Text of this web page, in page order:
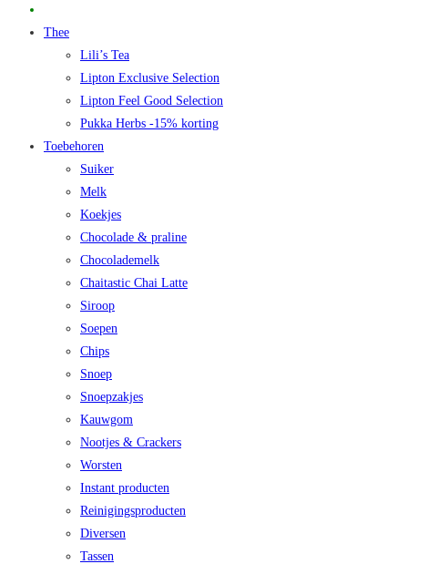
Thee
Lili’s Tea
Lipton Exclusive Selection
Lipton Feel Good Selection
Pukka Herbs -15% korting
Toebehoren
Suiker
Melk
Koekjes
Chocolade & praline
Chocolademelk
Chaitastic Chai Latte
Siroop
Soepen
Chips
Snoep
Snoepzakjes
Kauwgom
Nootjes & Crackers
Worsten
Instant producten
Reinigingsproducten
Diversen
Tassen